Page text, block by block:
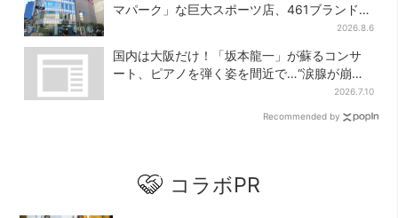
マパーク」な巨大スポーツ店、461ブランド集
2026.8.6
国内は大阪だけ！「坂本龍一」が蘇るコンサ
ート、ピアノを弾く姿を間近で…“涙腺が崩
2026.7.10
Recommended by
コラボPR